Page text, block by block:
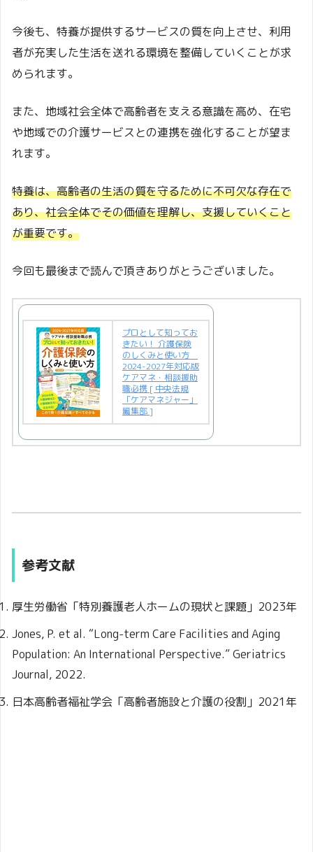
今後も、特養が提供するサービスの質を向上させ、利用
者が充実した生活を送れる環境を整備していくことが求
められます。
また、地域社会全体で高齢者を支える意識を高め、在宅
や地域での介護サービスとの連携を強化することが望ま
れます。
特養は、高齢者の生活の質を守るために不可欠な存在で
あり、社会全体でその価値を理解し、支援していくこと
が重要です。
今回も最後まで読んで頂きありがとうございました。
プロとして知ってお
きたい！ 介護保険
のしくみと使い方
2024-2027年対応版
ケアマネ・相談援助
職必携 [ 中央法規
「ケアマネジャー」
編集部 ]
参考文献
厚生労働省「特別養護老人ホームの現状と課題」2023年
Jones, P. et al. “Long-term Care Facilities and Aging
Population: An International Perspective.” Geriatrics
Journal, 2022.
日本高齢者福祉学会「高齢者施設と介護の役割」2021年